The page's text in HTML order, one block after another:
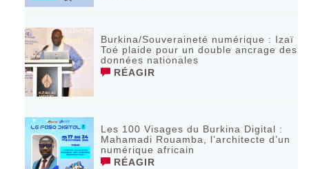
Burkina/Souveraineté numérique : Izaï
Toé plaide pour un double ancrage des
données nationales
RÉAGIR
Les 100 Visages du Burkina Digital :
Mahamadi Rouamba, l’architecte d’un
numérique africain
RÉAGIR